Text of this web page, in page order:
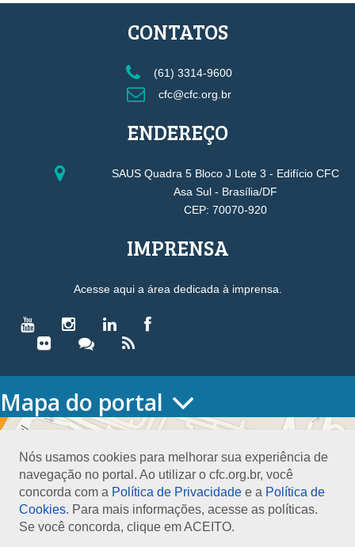
Nós usamos cookies para melhorar sua experiência de
navegação no portal. Ao utilizar o cfc.org.br, você
concorda com a Política de Privacidade e a Política de
Cookies. Para mais informações, acesse as políticas.
Se você concorda, clique em ACEITO.
CONTATOS
(61) 3314-9600
cfc@cfc.org.br
ENDEREÇO
SAUS Quadra 5 Bloco J Lote 3 - Edifício CFC
Asa Sul - Brasília/DF
CEP: 70070-920
IMPRENSA
Acesse aqui a área dedicada à imprensa.
Mapa do portal
HOME
Conselho Diretor
Nossa Sede
Planejamento
Organograma
Medalha João Lyra